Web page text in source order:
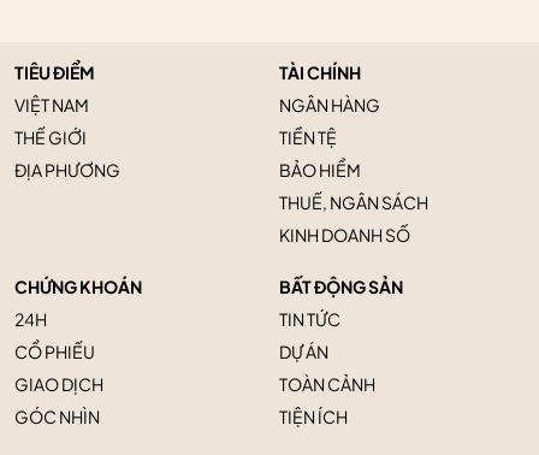
TIÊU ĐIỂM
VIỆT NAM
THẾ GIỚI
ĐỊA PHƯƠNG
TÀI CHÍNH
NGÂN HÀNG
TIỀN TỆ
BẢO HIỂM
THUẾ, NGÂN SÁCH
KINH DOANH SỐ
CHỨNG KHOÁN
24H
CỔ PHIẾU
GIAO DỊCH
GÓC NHÌN
BẤT ĐỘNG SẢN
TIN TỨC
DỰ ÁN
TOÀN CẢNH
TIỆN ÍCH